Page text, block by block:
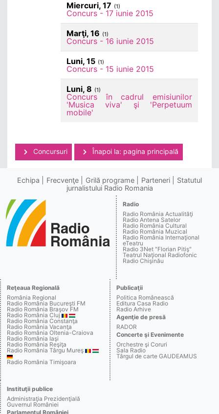
Miercuri, 17 (1)
Concurs - 17 iunie 2015
Marţi, 16 (1)
Concurs - 16 iunie 2015
Luni, 15 (1)
Concurs - 15 iunie 2015
Luni, 8 (1)
Concurs în cadrul emisiunilor
'Musica viva' şi 'Perpetuum
mobile'
Concursuri Înapoi la: pagina principală
Echipa Frecvenţe Grilă programe Parteneri
Statutul
jurnalistului Radio Romania
Radio
Radio România Actualităţi
Radio Antena Satelor
Radio România Cultural
Radio România Muzical
Radio România Internaţional
eTeatru
Radio 3Net "Florian Pitiş"
Teatrul Naţional Radiofonic
Radio Chişinău
Reţeaua Regională
România Regional
Radio România Bucureşti FM
Radio România Braşov FM
Radio România Cluj
Radio România Constanţa
Radio România Vacanţa
Radio România Oltenia-Craiova
Radio România Iaşi
Radio România Reşiţa
Radio România Târgu Mureş
Radio România Timişoara
Publicaţii
Politica Românească
Editura Casa Radio
Radio Arhive
Agenţie de presă
RADOR
Concerte şi Evenimente
Orchestre şi Coruri
Sala Radio
Târgul de carte GAUDEAMUS
Instituţii publice
Administraţia Prezidenţială
Guvernul României
Parlamentul României